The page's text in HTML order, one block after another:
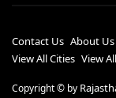
Contact Us About Us
View All Cities View
Copyright © by